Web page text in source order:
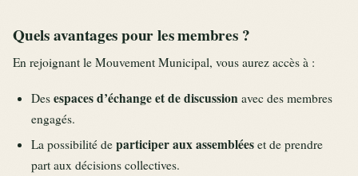
Quels avantages pour les membres ?
En rejoignant le Mouvement Municipal, vous aurez accès à :
Desespaces d’échange et de discussion avec des membres
engagés.
La possibilité departiciper aux assemblées et de prendre
part aux décisions collectives.